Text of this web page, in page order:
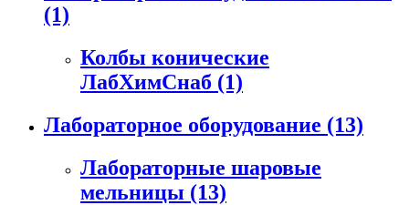
(1)
Колбы конические
ЛабХимСнаб (1)
Лабораторное оборудование (13)
Лабораторные шаровые
мельницы (13)